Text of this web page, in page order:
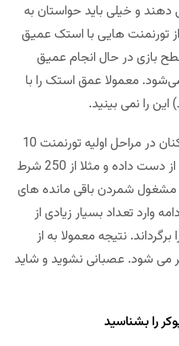
و خیلی باید حواستان به
تورنمنت هایی با استک عمیق
بازی در حال انجام عمیق
معمولا عمق استک را با
را نمی بینید.
بارها دیده شده یکی از همین بازیکنان در مراحل اولیه تورنمنت 10
درصد استک خود را در طول دستی از دست داده و مثلا از 250 شرط
حسرت مشغول شمردن باقی مانده های
وارد تعداد بسیار زیادی از
نتیجه معمولا به از
شود. عصبانی نشوید و شاید
را بشناسید